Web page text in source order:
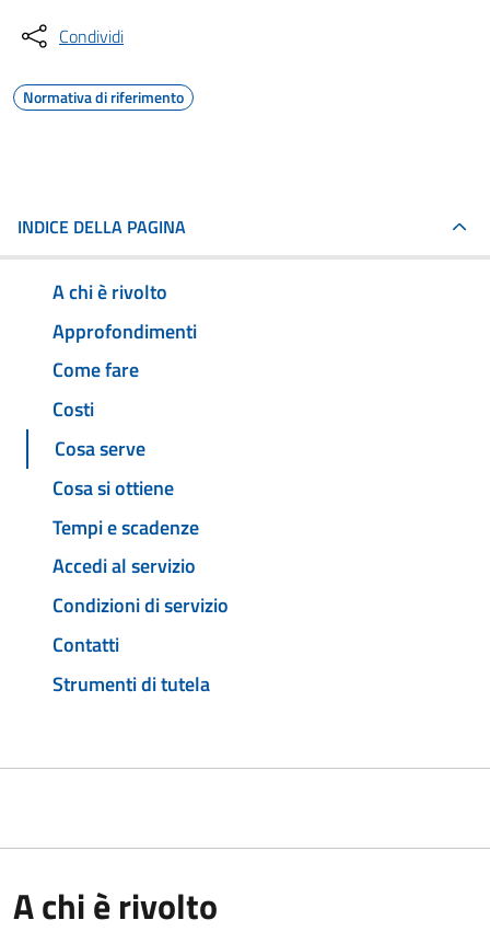
Condividi
Normativa di riferimento
INDICE DELLA PAGINA
A chi è rivolto
Approfondimenti
Come fare
Costi
Cosa serve
Cosa si ottiene
Tempi e scadenze
Accedi al servizio
Condizioni di servizio
Contatti
Strumenti di tutela
A chi è rivolto